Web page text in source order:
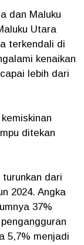
dan Maluku
Utara
terkendali di
kenaikan
lebih dari
ditekan
dari
2024. Angka
37%
5,7% menjadi